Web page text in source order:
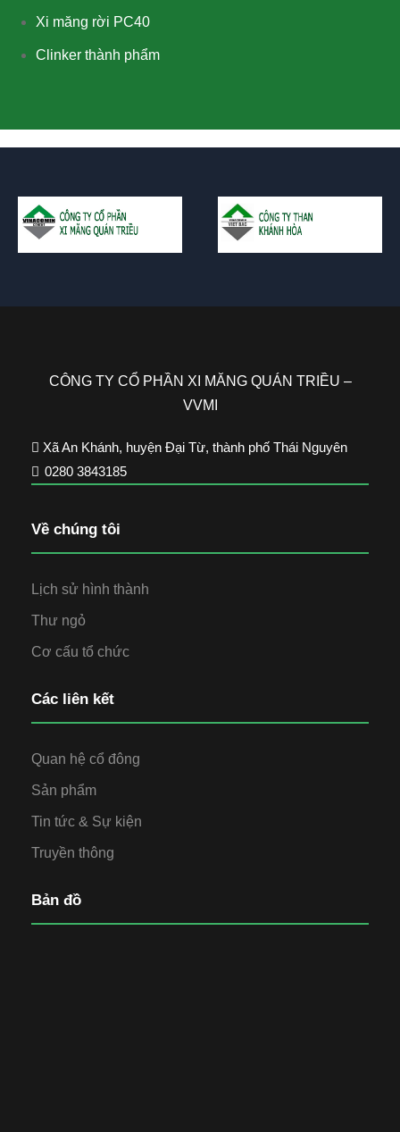
Xi măng rời PC40
Clinker thành phẩm
CÔNG TY CỔ PHẦN XI MĂNG QUÁN TRIỀU –
VVMI
Xã An Khánh, huyện Đại Từ, thành phố Thái Nguyên
0280 3843185
Về chúng tôi
Lịch sử hình thành
Thư ngỏ
Cơ cấu tổ chức
Các liên kết
Quan hệ cổ đông
Sản phẩm
Tin tức & Sự kiện
Truyền thông
Bản đồ